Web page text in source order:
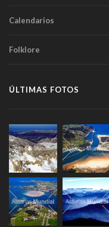
Calendarios
Folklore
ÚLTIMAS FOTOS